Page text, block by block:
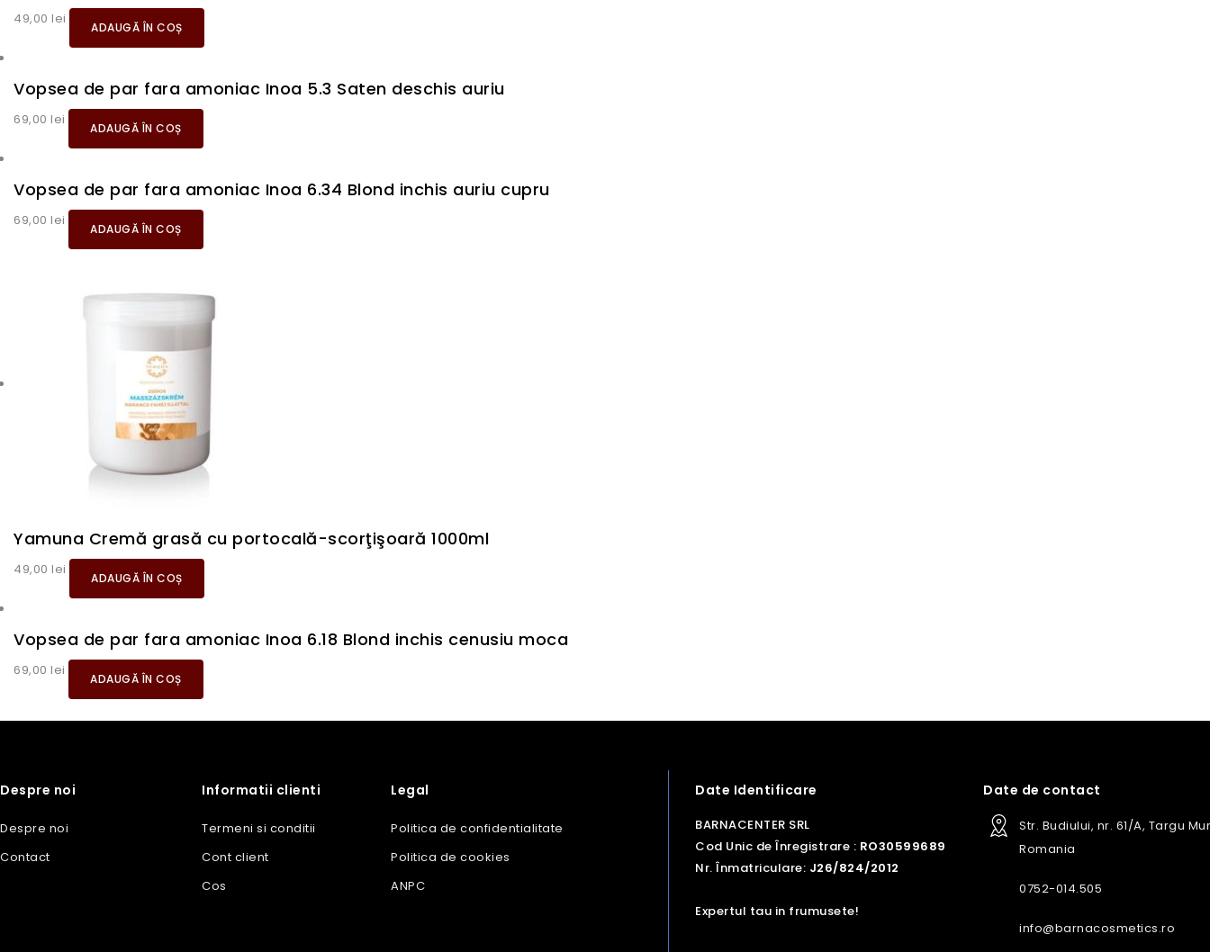
49,00 lei
ADAUGĂ ÎN COȘ
Vopsea de par fara amoniac Inoa 5.3 Saten deschis auriu
69,00 lei
ADAUGĂ ÎN COȘ
Vopsea de par fara amoniac Inoa 6.34 Blond inchis auriu cupru
69,00 lei
ADAUGĂ ÎN COȘ
Yamuna Cremă grasă cu portocală-scorţişoară 1000ml
49,00 lei
ADAUGĂ ÎN COȘ
Vopsea de par fara amoniac Inoa 6.18 Blond inchis cenusiu moca
69,00 lei
ADAUGĂ ÎN COȘ
Despre noi
Despre noi
Contact
Informatii clienti
Termeni si conditii
Cont client
Cos
Legal
Politica de confidentialitate
Politica de cookies
ANPC
Date Identificare
BARNACENTER SRL
Cod Unic de Înregistrare : RO30599689
Nr. Înmatriculare: J26/824/2012
Expertul tau in frumusete!
Date de contact
Str. Budiului, nr. 61/A, Targu
Romania
0752-014.505
info@barnacosmetics.ro